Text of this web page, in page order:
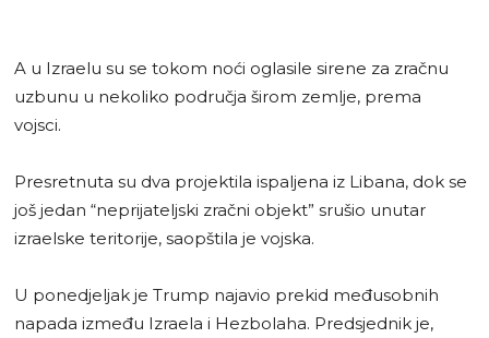
A u Izraelu su se tokom noći oglasile sirene za zračnu
uzbunu u nekoliko područja širom zemlje, prema
vojsci.
Presretnuta su dva projektila ispaljena iz Libana, dok se
još jedan “neprijateljski zračni objekt” srušio unutar
izraelske teritorije, saopštila je vojska.
U ponedjeljak je Trump najavio prekid međusobnih
napada između Izraela i Hezbolaha. Predsjednik je,